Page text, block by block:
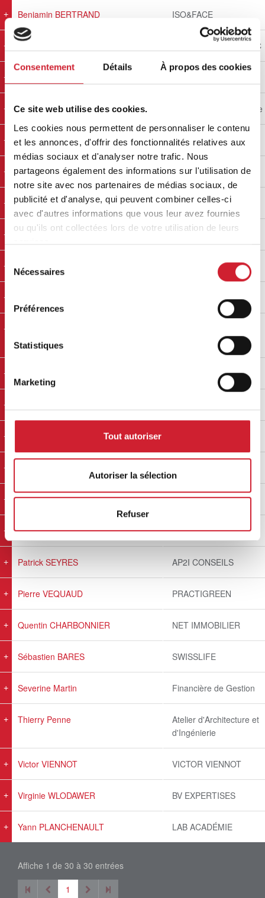
Consentement Détails À propos des cookies
Ce site web utilise des cookies.
Les cookies nous permettent de personnaliser le contenu
et les annonces, d'offrir des fonctionnalités relatives aux
médias sociaux et d'analyser notre trafic. Nous
partageons également des informations sur l'utilisation de
notre site avec nos partenaires de médias sociaux, de
publicité et d'analyse, qui peuvent combiner celles-ci
avec d'autres informations que vous leur avez fournies
ou qu'ils ont collectées lors de votre utilisation de leurs
services.
Nécessaires
Préférences
Statistiques
Marketing
Tout autoriser
Autoriser la sélection
Refuser
Benjamin BERTRAND ISO&FACE
LES CLEFS DE LA LOC
Emmanuelle Morales La plume d’Emmanuelle
Emmanuelle Duporge Meilleur taux
Fabien MARIAN DIMENSIONS
Florence LAPEYRERE ERECA PLURIEL
Gregory Legendre Gld conseil
Jean-Marie DURIEUX AGENCE DUDE!
GAN ASSURANCES
Matthieu VASSEUR Chopard immobilier
Nicolas ROTHÉ DE BARRUEL AUSONE AVOCATS
Patrick SEYRES AP2I CONSEILS
Pierre VEQUAUD PRACTIGREEN
Quentin CHARBONNIER NET IMMOBILIER
Sébastien BARES SWISSLIFE
Severine Martin Financière de Gestion
Thierry Penne
Atelier d'Architecture et
d'Ingénierie
Victor VIENNOT VICTOR VIENNOT
Virginie WLODAWER BV EXPERTISES
Yann PLANCHENAULT LAB ACADÉMIE
Affiche 1 de 30 à 30 entrées
1